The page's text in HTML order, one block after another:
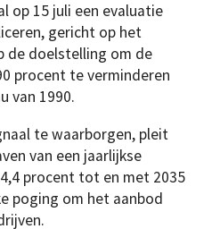
op 15 juli een evaluatie
gericht op het
de doelstelling om de
procent te verminderen
van 1990.
te waarborgen, pleit
van een jaarlijkse
procent tot en met 2035
poging om het aanbod